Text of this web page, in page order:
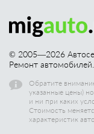
© 2005—2026
Ремонт
Обратите
указанные цены)
и ни при каких
Стоимость
характеристик